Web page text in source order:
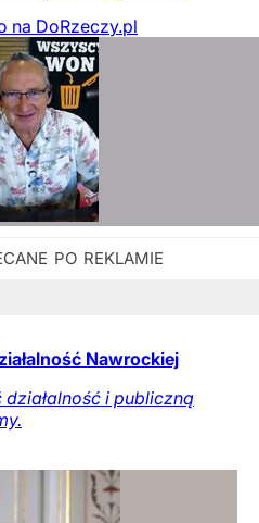
na DoRzeczy.pl
Nawrockiej
i publiczną